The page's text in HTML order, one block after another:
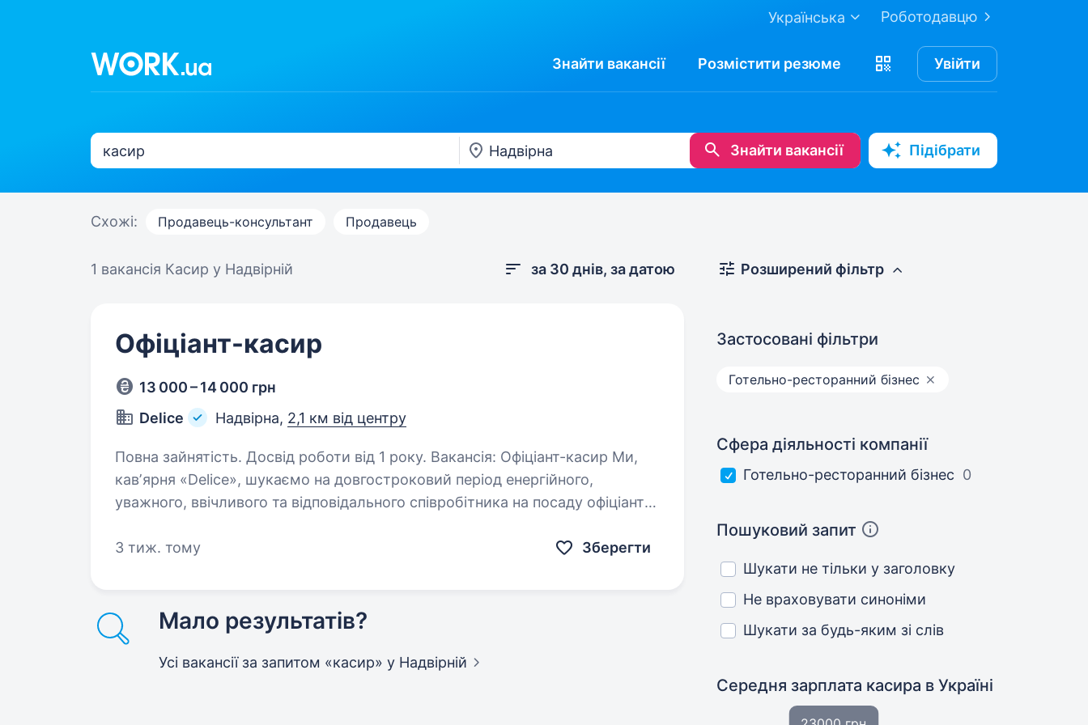
Роботодавцю
Українська
Знайти вакансії Розмістити резюме Увійти
Знайти вакансії Підібрати
Схожі: Продавець-консультант Продавець
1 вакансія Касир у Надвірній за 30 днів, за датою
Офіціант-касир
13 000 – 14 000 грн
Delice
Надвірна, 2,1 км від центру
Повна зайнятість. Досвід роботи від 1 року. Вакансія: Офіціант-касир Ми,
кавʼярня «Delice», шукаємо на довгостроковий період енергійного,
уважного, ввічливого та відповідального співробітника на посаду офіціанта-
3 тиж. тому
Зберегти
Мало результатів?
Усі вакансії за запитом «касир» у Надвірній
Розширений фільтр
Застосовані фільтри
Готельно-ресторанний бізнес
Сфера діяльності компанії
Готельно-ресторанний бізнес 0
Пошуковий запит
Шукати не тільки у заголовку
Не враховувати синоніми
Шукати за будь-яким зі слів
Середня зарплата касира в Україні